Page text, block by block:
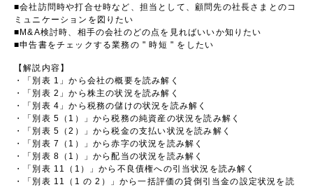
■会社訪問時や打合せ時など、担当として、顧問先の社長さまとのコ
ミュニケーションを図りたい
■M&A検討時、相手の会社のどの点を見ればいいか知りたい
■申告書をチェックする業務の " 時短 " をしたい
【解説内容】
・「別表 1」から会社の概要を読み解く
・「別表 2」から株主の状況を読み解く
・「別表 4」から税務の儲けの状況を読み解く
・「別表 5（1）」から税務の純資産の状況を読み解く
・「別表 5（2）」から税金の支払い状況を読み解く
・「別表 7（1）」から赤字の状況を読み解く
・「別表 8（1）」から配当の状況を読み解く
・「別表 11（1）」から不良債権への引当状況を読み解く
・「別表 11（1 の 2）」から一括評価の貸倒引当金の設定状況を読